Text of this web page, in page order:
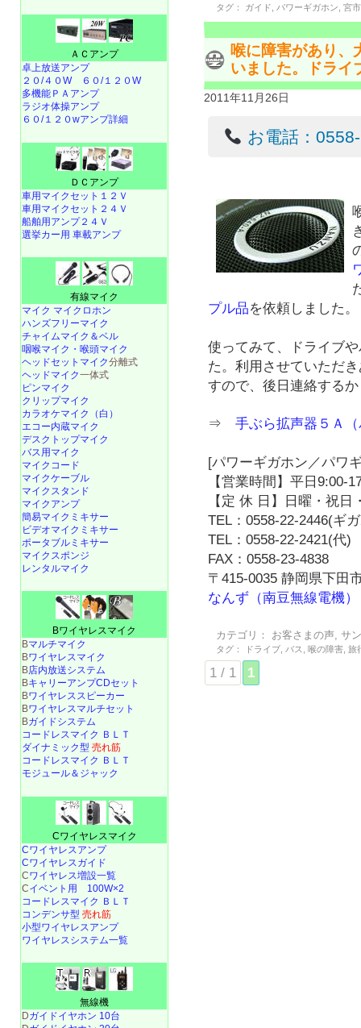
タグ： ガイド パワーギガホン ,宮市
喉に障害があり、
いました。ドライ
2011年11月26日
お電話：
プル品を依頼しました。
使ってみて、ドライブ
た。利用させていただ
すので、後日連絡する
⇒手ぶら拡声器５Ａ
[パワーギガホン／パワ
【営業時間】平日9:00-
【定 休 日】日曜・祝日
TEL：0558-22-2446(ギ
TEL：0558-22-2421(代)
FAX：0558-23-4838
〒415-0035 静岡県下田
なんず（南豆無線電機）
カテゴリ： お客さまの声 ,サ
タグ： ドライブ バス ,喉の障害 ,旅
1 / 1 1
ＡＣアンプ
卓上放送アンプ
２０/４０W
６０/１２０W
多機能ＰＡアンプ
ラジオ体操アンプ
６０/１２０wアンプ詳細
ＤＣアンプ
車用マイクセット１２Ｖ
車用マイクセット２４Ｖ
船舶用アンプ２４Ｖ
選挙カー用 車載アンプ
有線マイク
マイク マイクロホン
ハンズフリーマイク
チャイムマイク＆ベル
咽喉マイク・喉頭マイク
ヘッドセットマイク分離式
ヘッドマイク一体式
ピンマイク
クリップマイク
カラオケマイク（白）
エコー内蔵マイク
デスクトップマイク
バス用マイク
マイクコード
マイクケーブル
マイクスタンド
マイクアンプ
簡易マイクミキサー
ビデオマイクミキサー
ポータブルミキサー
マイクスポンジ
レンタルマイク
Bワイヤレスマイク
Bマルチマイク
Bワイヤレスマイク
B店内放送システム
BキャリーアンプCDセット
Bワイヤレススピーカー
Bワイヤレスマルチセット
Bガイドシステム
コードレスマイク ＢＬＴ
ダイナミック型 売れ筋
コードレスマイク ＢＬＴ
モジュール＆ジャック
Cワイヤレスマイク
Cワイヤレスアンプ
Cワイヤレスガイド
Cワイヤレス増設一覧
Cイベント用 100W×2
コードレスマイク ＢＬＴ
コンデンサ型 売れ筋
小型ワイヤレスアンプ
ワイヤレスシステム一覧
無線機
Dガイドイヤホン 10台